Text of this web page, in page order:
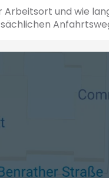
und wie
auf den Verkehrsdaten